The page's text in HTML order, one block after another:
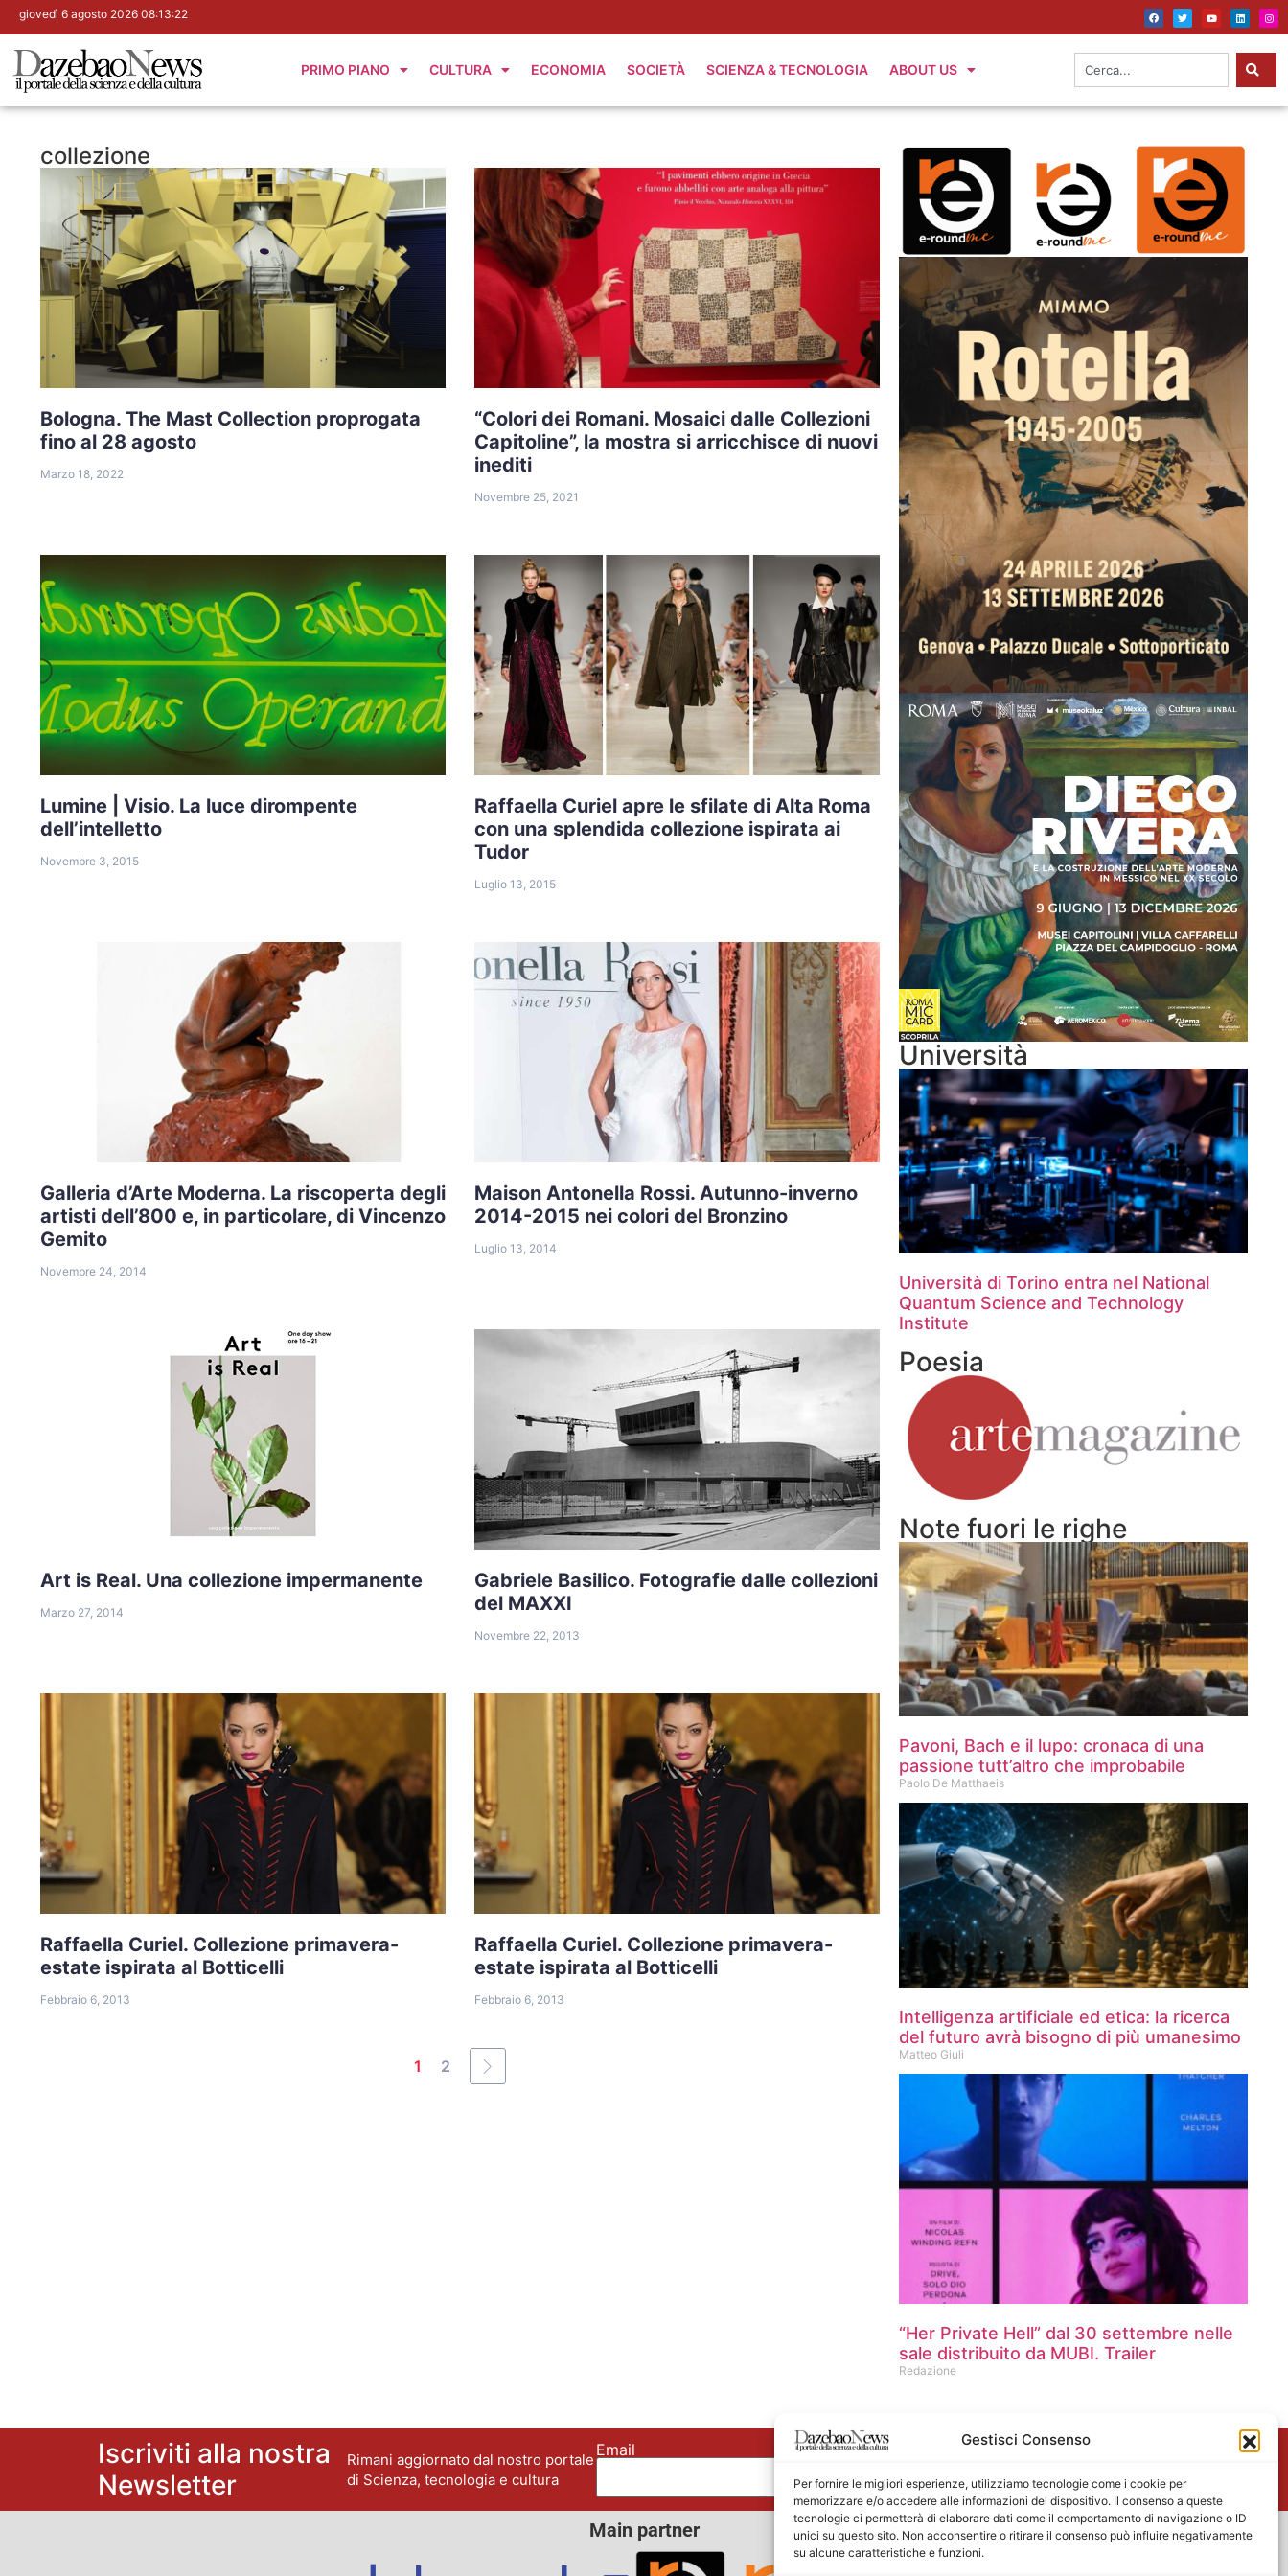
Gestisci Consenso
Per fornire le migliori esperienze, utilizziamo tecnologie come i cookie per
memorizzare e/o accedere alle informazioni del dispositivo. Il consenso a queste
tecnologie ci permetterà di elaborare dati come il comportamento di navigazione o ID
unici su questo sito. Non acconsentire o ritirare il consenso può influire negativamente
su alcune caratteristiche e funzioni.
giovedì 6 agosto 2026 08:13:23
PRIMO PIANO CULTURA ECONOMIA SOCIETÀ SCIENZA & TECNOLOGIA ABOUT US
collezione
Bologna. The Mast Collection proprogata
fino al 28 agosto
Marzo 18, 2022
“Colori dei Romani. Mosaici dalle Collezioni
Capitoline”, la mostra si arricchisce di nuovi
inediti
Novembre 25, 2021
Lumine | Visio. La luce dirompente
dell’intelletto
Novembre 3, 2015
Raffaella Curiel apre le sfilate di Alta Roma
con una splendida collezione ispirata ai
Tudor
Luglio 13, 2015
Galleria d’Arte Moderna. La riscoperta degli
artisti dell’800 e, in particolare, di Vincenzo
Gemito
Novembre 24, 2014
Maison Antonella Rossi. Autunno-inverno
2014-2015 nei colori del Bronzino
Luglio 13, 2014
Art is Real. Una collezione impermanente
Marzo 27, 2014
Gabriele Basilico. Fotografie dalle collezioni
del MAXXI
Novembre 22, 2013
Raffaella Curiel. Collezione primavera-
estate ispirata al Botticelli
Febbraio 6, 2013
Raffaella Curiel. Collezione primavera-
estate ispirata al Botticelli
Febbraio 6, 2013
1 2
Università
Università di Torino entra nel National
Quantum Science and Technology
Institute
Poesia
Note fuori le righe
Pavoni, Bach e il lupo: cronaca di una
passione tutt’altro che improbabile
Paolo De Matthaeis
Intelligenza artificiale ed etica: la ricerca
del futuro avrà bisogno di più umanesimo
Matteo Giuli
“Her Private Hell” dal 30 settembre nelle
sale distribuito da MUBI. Trailer
Redazione
Iscriviti alla nostra
Newsletter
Rimani aggiornato dal nostro portale
di Scienza, tecnologia e cultura
Email Nome
Main partner